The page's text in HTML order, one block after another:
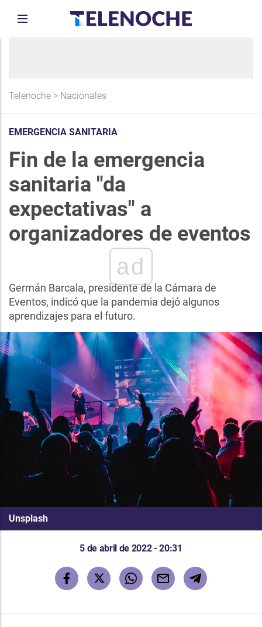
Telenoche > Nacionales
EMERGENCIA SANITARIA
Fin de la emergencia
sanitaria "da
expectativas" a
organizadores de eventos
ad
Germán Barcala, presidente de la Cámara de
Eventos, indicó que la pandemia dejó algunos
aprendizajes para el futuro.
Unsplash
5 de abril de 2022 - 20:31